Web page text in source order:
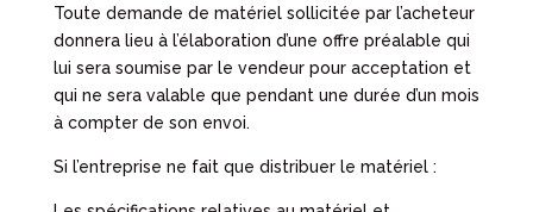
Toute demande de matériel sollicitée par l’acheteur
donnera lieu à l’élaboration d’une offre préalable qui
lui sera soumise par le vendeur pour acceptation et
qui ne sera valable que pendant une durée d’un mois
à compter de son envoi.
Si l’entreprise ne fait que distribuer le matériel :